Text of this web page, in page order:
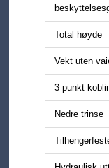
Total høyde
Vekt uten
3 punkt
Nedre trinse